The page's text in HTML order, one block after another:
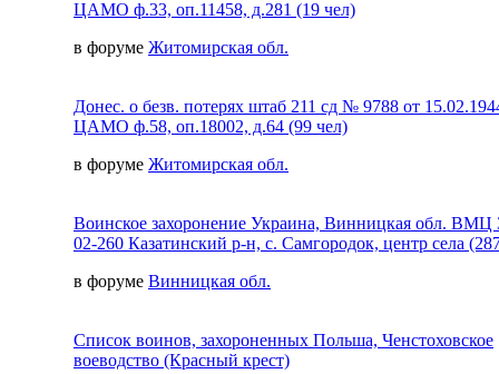
ЦАМО ф.33, оп.11458, д.281 (19 чел)
в форуме Житомирская обл.
Донес. о безв. потерях штаб 211 сд № 9788 от
ЦАМО ф.58, оп.18002, д.64 (99 чел)
в форуме Житомирская обл.
Воинское захоронение Украина, Винницкая обл. ВМЦ
02-260 Казатинский р-н, с. Самгородок, центр села
в форуме Винницкая обл.
Список воинов, захороненных Польша, Ченстоховское
воеводство (Красный крест)